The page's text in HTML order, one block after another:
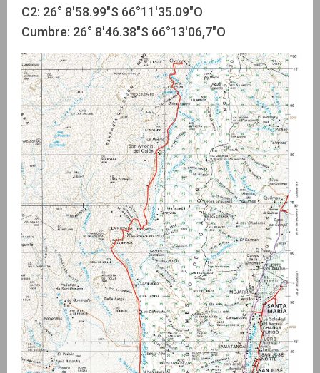
C2: 26° 8'58.99"S 66°11'35.09"O
Cumbre: 26° 8'46.38"S 66°13'06,7"O